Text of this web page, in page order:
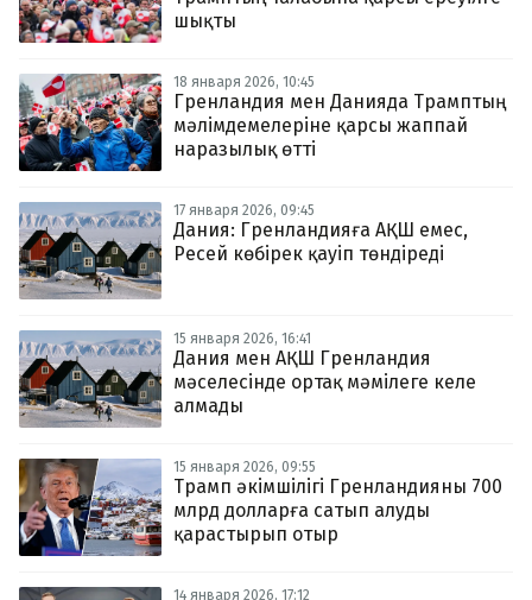
шықты
18 января 2026, 10:45
Гренландия мен Данияда Трамптың
мәлімдемелеріне қарсы жаппай
наразылық өтті
17 января 2026, 09:45
Дания: Гренландияға АҚШ емес,
Ресей көбірек қауіп төндіреді
15 января 2026, 16:41
Дания мен АҚШ Гренландия
мәселесінде ортақ мәмілеге келе
алмады
15 января 2026, 09:55
Трамп әкімшілігі Гренландияны 700
млрд долларға сатып алуды
қарастырып отыр
14 января 2026, 17:12